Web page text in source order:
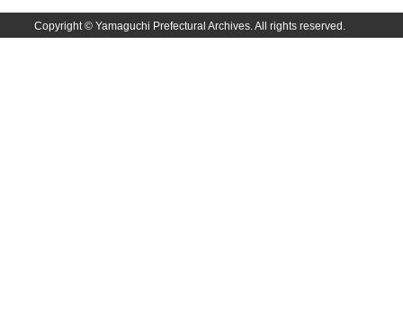
Copyright © Yamaguchi Prefectural Archives. All rights reserved.